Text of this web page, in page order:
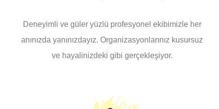
Deneyimli ve güler yüzlü profesyonel ekibimizle her
anınızda yanınızdayız. Organizasyonlarınız kusursuz
ve hayalinizdeki gibi gerçekleşiyor.